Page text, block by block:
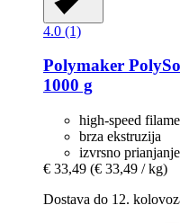
4.0 (1)
Polymaker
1000 g
high-speed
brza ekstruzija
izvrsno
€ 33,49 (€ 33,49 / kg)
Dostava do 12.